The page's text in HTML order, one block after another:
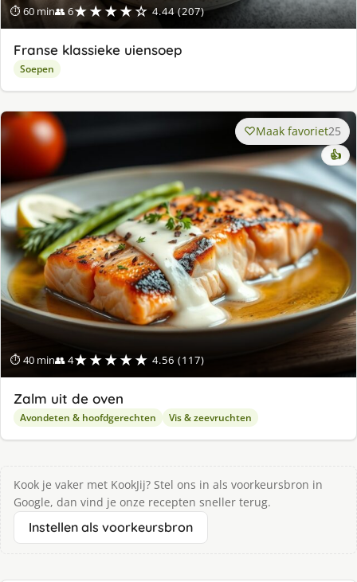
⏱ 60 min👥 6★★★★☆ 4.44 (207)
Franse klassieke uiensoep
Soepen
⏱ 40 min👥 4★★★★★ 4.56 (117)
Maak favoriet25
👍
Zalm uit de oven
Avondeten & hoofdgerechten Vis & zeevruchten
Kook je vaker met KookJij? Stel ons in als voorkeursbron in
Google, dan vind je onze recepten sneller terug.
Instellen als voorkeursbron